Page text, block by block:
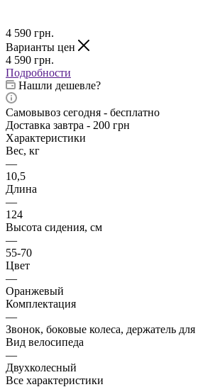
4 590 грн.
Варианты цен
4 590 грн.
Подробности
Нашли дешевле?
Самовывоз сегодня - бесплатно
Доставка завтра - 200 грн
Характеристики
Вес, кг
—
10,5
Длина
—
124
Высота сидения, см
—
55-70
Цвет
—
Оранжевый
Комплектация
—
Звонок, боковые колеса, держатель
Вид велосипеда
—
Двухколесный
Все характеристики